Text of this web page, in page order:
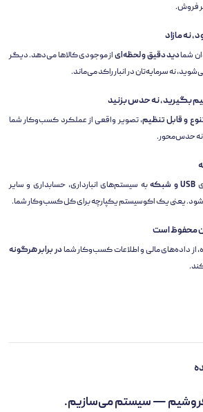
فروش.
نه مازاد
شمادید دقیق و لحظه‌ایاز موجودی کالاها می‌دهد. دیگر
نه سرمایه‌تان در انبار راکد می‌ماند.
بگیرید، نه حدس بزنید
و قابل تنظیم، تصویر واقعی از عملکرد کسب‌وکار شما
نه حدس‌محور.
USB و شبکه
به سیستم‌های انبارداری، حسابداری و سایر
یعنی یک اکوسیستم یکپارچه برای کل کسب‌وکار شما.
محفوظ است
از داده‌های مالی و اطلاعات کسب‌وکار شمادر برابر هرگونه
— سیستم می‌سازیم.